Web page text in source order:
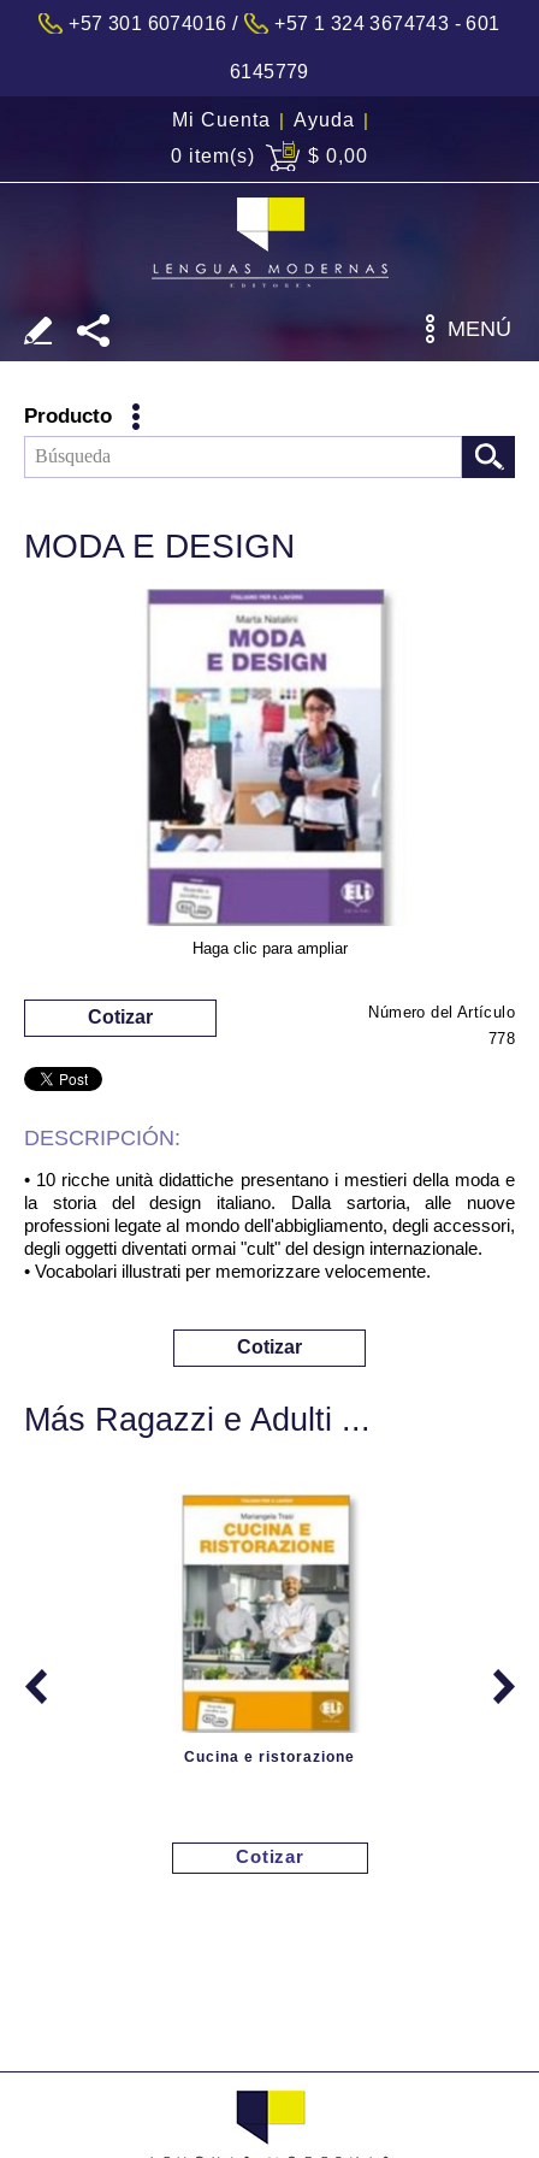
+57 301 6074016 / +57 1 324 3674743 - 601
6145779
Mi Cuenta | Ayuda |
0 item(s)
$ 0,00
MENÚ
Producto
MODA E DESIGN
Haga clic para ampliar
Número del Artículo
778
Cotizar
DESCRIPCIÓN:
• 10 ricche unità didattiche presentano i mestieri della moda e
la storia del design italiano. Dalla sartoria, alle nuove
professioni legate al mondo dell'abbigliamento, degli accessori,
degli oggetti diventati ormai "cult" del design internazionale.
• Vocabolari illustrati per memorizzare velocemente.
Cotizar
Más Ragazzi e Adulti ...
Cucina e ristorazione
Cotizar